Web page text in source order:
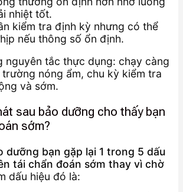
nhiệt tốt.
kiểm tra định kỳ nhưng có thể
nếu thông số ổn định.
nguyên tắc thực dụng: chạy càng
nóng ẩm, chu kỳ kiểm tra
và sớm.
sau bảo dưỡng cho thấy bạn
sớm?
dưỡng bạn gặp lại 1 trong 5 dấu
tái chẩn đoán sớm thay vì chờ
dấu hiệu đó là: